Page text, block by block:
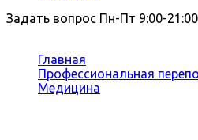
Задать вопрос Пн-Пт 9:00-
Главная
Профессиональная
Медицина